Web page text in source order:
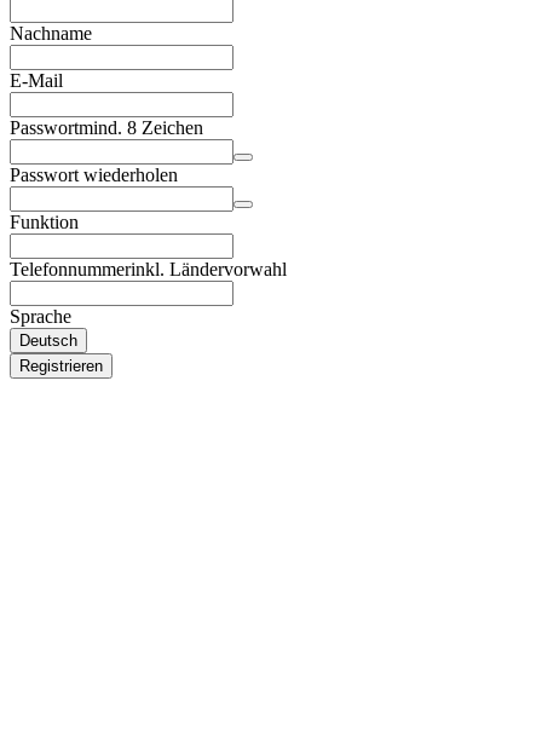
Nachname
E-Mail
Passwortmind. 8 Zeichen
Passwort wiederholen
Funktion
Telefonnummerinkl. Ländervorwahl
Sprache
Deutsch
Registrieren